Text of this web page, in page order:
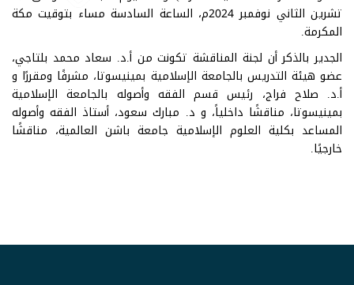
تشرين الثاني نوفمبر 2024م، الساعة السادسة مساء بتوقيت مكة
المكرمة.
الجدير بالذكر أن لجنة المناقشة تكونت من أ.د. سعاد محمد بلتاجي،
عضو هيئة التدريس بالجامعة الإسلامية بمينيسوتا، مشرفًا ومقررًا و
أ.د. صلاح فراج، رئيس قسم الفقه وأصوله بالجامعة الإسلامية
بمينيسوتا، مناقشًا داخلياً، و د. مبارك سعود، أستاذ الفقه وأصوله
المساعد بكلية العلوم الإسلامية جامعة باشن العالمية، مناقشًا
خارجيًا.